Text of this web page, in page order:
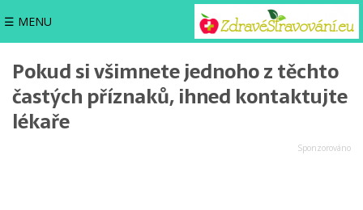
☰ MENU
Pokud si všimnete jednoho z těchto
častých příznaků, ihned kontaktujte
lékaře